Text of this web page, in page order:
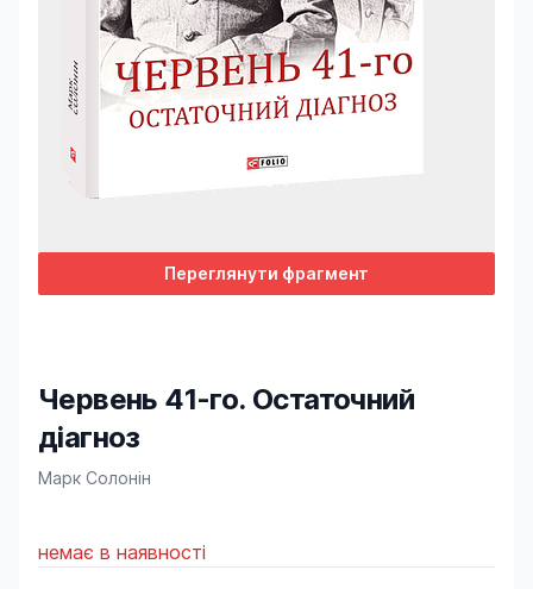
Переглянути фрагмент
Червень 41-го. Остаточний
діагноз
Product information
Марк Солонін
немає в наявності